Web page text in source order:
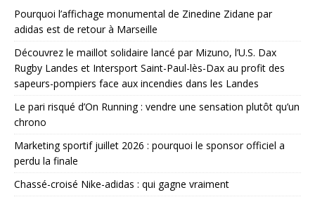
Pourquoi l’affichage monumental de Zinedine Zidane par
adidas est de retour à Marseille
Découvrez le maillot solidaire lancé par Mizuno, l’U.S. Dax
Rugby Landes et Intersport Saint-Paul-lès-Dax au profit des
sapeurs-pompiers face aux incendies dans les Landes
Le pari risqué d’On Running : vendre une sensation plutôt qu’un
chrono
Marketing sportif juillet 2026 : pourquoi le sponsor officiel a
perdu la finale
Chassé-croisé Nike-adidas : qui gagne vraiment